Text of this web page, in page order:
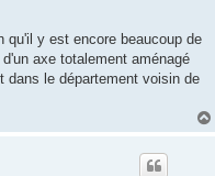
qu'il y est encore beaucoup de
axe totalement aménagé
dans le département voisin de